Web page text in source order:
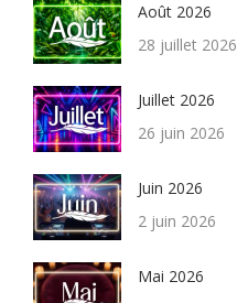
Août 2026
28 juillet 2026
Juillet 2026
26 juin 2026
Juin 2026
2 juin 2026
Mai 2026